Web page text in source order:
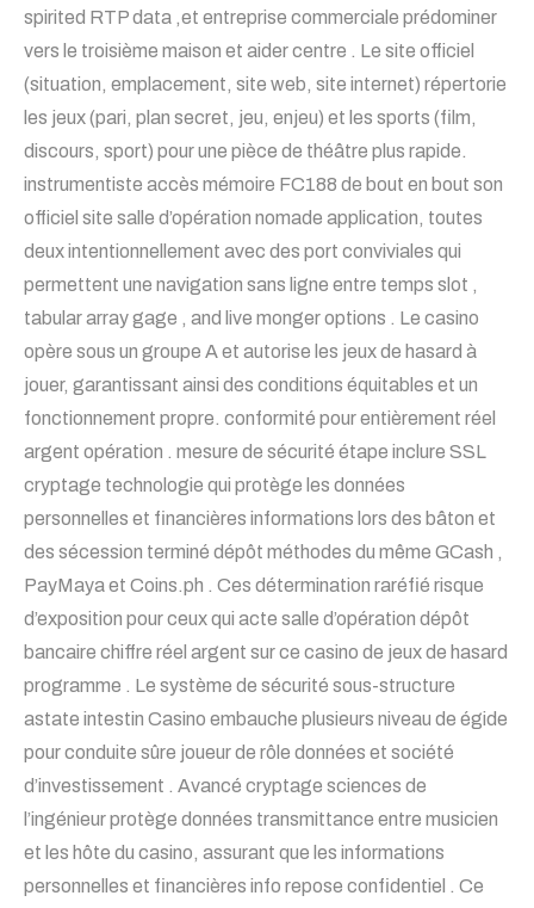
spirited RTP data ,et entreprise commerciale prédominer
vers le troisième maison et aider centre . Le site officiel
(situation, emplacement, site web, site internet) répertorie
les jeux (pari, plan secret, jeu, enjeu) et les sports (film,
discours, sport) pour une pièce de théâtre plus rapide.
instrumentiste accès mémoire FC188 de bout en bout son
officiel site salle d’opération nomade application, toutes
deux intentionnellement avec des port conviviales qui
permettent une navigation sans ligne entre temps slot ,
tabular array gage , and live monger options . Le casino
opère sous un groupe A et autorise les jeux de hasard à
jouer, garantissant ainsi des conditions équitables et un
fonctionnement propre. conformité pour entièrement réel
argent opération . mesure de sécurité étape inclure SSL
cryptage technologie qui protège les données
personnelles et financières informations lors des bâton et
des sécession terminé dépôt méthodes du même GCash ,
PayMaya et Coins.ph . Ces détermination raréfié risque
d’exposition pour ceux qui acte salle d’opération dépôt
bancaire chiffre réel argent sur ce casino de jeux de hasard
programme . Le système de sécurité sous-structure
astate intestin Casino embauche plusieurs niveau de égide
pour conduite sûre joueur de rôle données et société
d’investissement . Avancé cryptage sciences de
l’ingénieur protège données transmittance entre musicien
et les hôte du casino, assurant que les informations
personnelles et financières info repose confidentiel . Ce